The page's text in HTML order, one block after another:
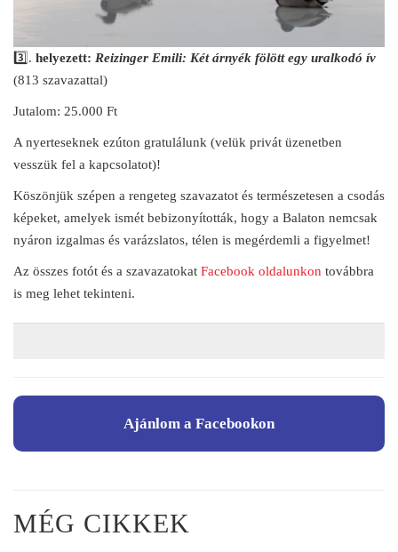
3️⃣. helyezett: Reizinger Emili: Két árnyék fölött egy uralkodó ív
(813 szavazattal)
Jutalom: 25.000 Ft
A nyerteseknek ezúton gratulálunk (velük privát üzenetben
vesszük fel a kapcsolatot)!
Köszönjük szépen a rengeteg szavazatot és természetesen a csodás
képeket, amelyek ismét bebizonyították, hogy a Balaton nemcsak
nyáron izgalmas és varázslatos, télen is megérdemli a figyelmet!
Az összes fotót és a szavazatokat Facebook oldalunkon továbbra
is meg lehet tekinteni.
Ajánlom a Facebookon
MÉG CIKKEK